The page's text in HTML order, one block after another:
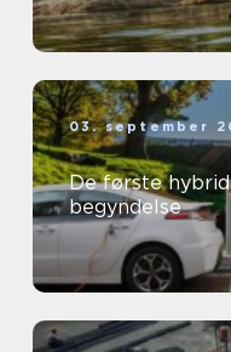
03. september
De første
begyndelse